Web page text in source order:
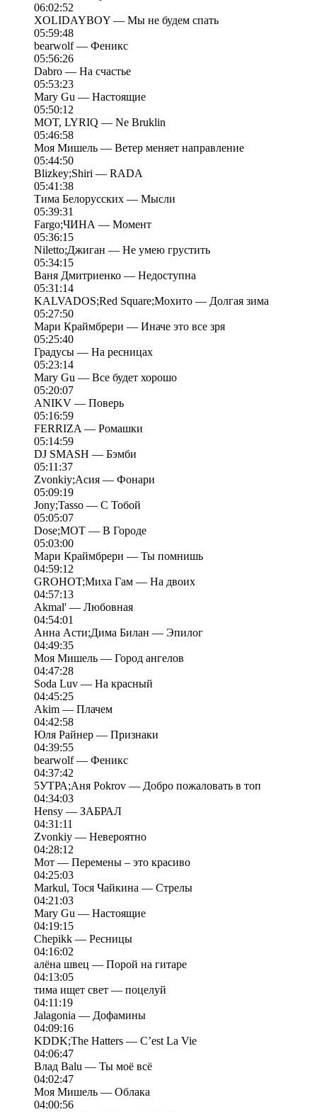
06:02:52
XOLIDAYBOY — Мы не будем спать
05:59:48
bearwolf — Феникс
05:56:26
Dabro — На счастье
05:53:23
Mary Gu — Настоящие
05:50:12
MOT, LYRIQ — Ne Bruklin
05:46:58
Моя Мишель — Ветер меняет направление
05:44:50
Blizkey;Shiri — RADA
05:41:38
Тима Белорусских — Мысли
05:39:31
Fargo;ЧИНА — Момент
05:36:15
Niletto;Джиган — Не умею грустить
05:34:15
Ваня Дмитриенко — Недоступна
05:31:14
KALVADOS;Red Square;Мохито — Долгая зима
05:27:50
Мари Краймбрери — Иначе это все зря
05:25:40
Градусы — На ресницах
05:23:14
Mary Gu — Все будет хорошо
05:20:07
ANIKV — Поверь
05:16:59
FERRIZA — Ромашки
05:14:59
DJ SMASH — Бэмби
05:11:37
Zvonkiy;Асия — Фонари
05:09:19
Jony;Tasso — С Тобой
05:05:07
Dose;MOT — В Городе
05:03:00
Мари Краймбрери — Ты помнишь
04:59:12
GROHOT;Миха Гам — На двоих
04:57:13
Akmal' — Любовная
04:54:01
Анна Асти;Дима Билан — Эпилог
04:49:35
Моя Мишель — Город ангелов
04:47:28
Soda Luv — На красный
04:45:25
Akim — Плачем
04:42:58
Юля Райнер — Признаки
04:39:55
bearwolf — Феникс
04:37:42
5УТРА;Аня Pokrov — Добро пожаловать в топ
04:34:03
Hensy — ЗАБРАЛ
04:31:11
Zvonkiy — Невероятно
04:28:12
Мот — Перемены – это красиво
04:25:03
Markul, Тося Чайкина — Стрелы
04:21:03
Mary Gu — Настоящие
04:19:15
Chepikk — Ресницы
04:16:02
алёна швец — Порой на гитаре
04:13:05
тима ищет свет — поцелуй
04:11:19
Jalagonia — Дофамины
04:09:16
KDDK;The Hatters — C’est La Vie
04:06:47
Влад Balu — Ты моё всё
04:02:47
Моя Мишель — Облака
04:00:56